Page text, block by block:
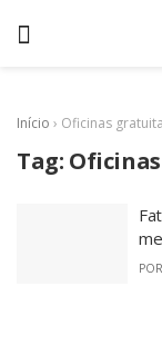
Início › Oficinas
Tag:
POR